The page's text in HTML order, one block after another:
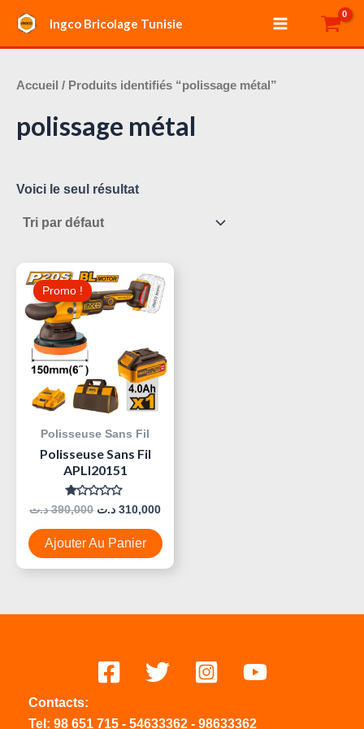
contenu
Ingco Bricolage Tunisie
Main
Menu
Accueil / Produits identifiés “polissage métal”
polissage métal
Voici le seul résultat
Promo !
Polisseuse Sans Fil
Polisseuse Sans Fil
APLI20151
Note
0
Sur
5
390,000 د.ت
Prix
Initial
Était :
310,000 د.ت
Le
Prix
Actuel
Ajouter Au Panier
Contacts:
Tel: 98 651 715 - 54633362 - 98633362